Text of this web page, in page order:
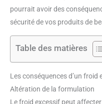
pourrait avoir des
sécurité de vos produits de
Table des matières
Les conséquences d’un froid
Altération de la formulation
Le froid excessif peut